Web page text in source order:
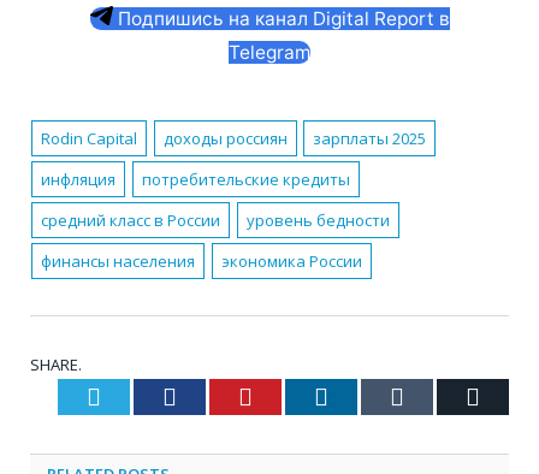
Подпишись на канал Digital Report в
Telegram
Rodin Capital доходы россиян
зарплаты 2025
инфляция
потребительские кредиты
средний класс в России
уровень бедности
финансы населения
экономика России
SHARE.
Twitter Facebook Pinterest LinkedIn Tumblr